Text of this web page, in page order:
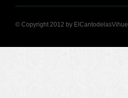
© Copyright 2012 by